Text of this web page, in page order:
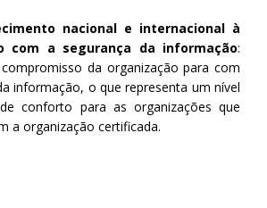
nacional e internacional à
com a segurança da informação:
da organização para com
informação, o que representa um nível
conforto para as organizações que
a organização certificada.